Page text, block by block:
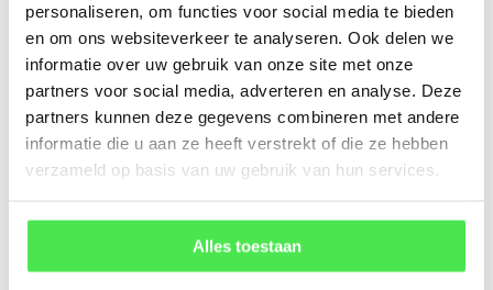
personaliseren, om functies voor social media te bieden
en om ons websiteverkeer te analyseren. Ook delen we
informatie over uw gebruik van onze site met onze
partners voor social media, adverteren en analyse. Deze
partners kunnen deze gegevens combineren met andere
informatie die u aan ze heeft verstrekt of die ze hebben
verzameld op basis van uw gebruik van hun services.
Alles toestaan
Er zijn verschillende soorten pruimenbomen om
uit te kiezen, afhankelijk van je voorkeur en de
weersomstandigheden in jouw omgeving. Een
paar soorten zijn:
: een populaire variëteit, bekend om zijn
zoete en sappige vruchten. De pruimen zijn
rond en hebben een heldergele schil met een
mooie rode blos. Deze variëteit rijpt vroeg in
het seizoen, meestal in augustus, en is ideaal